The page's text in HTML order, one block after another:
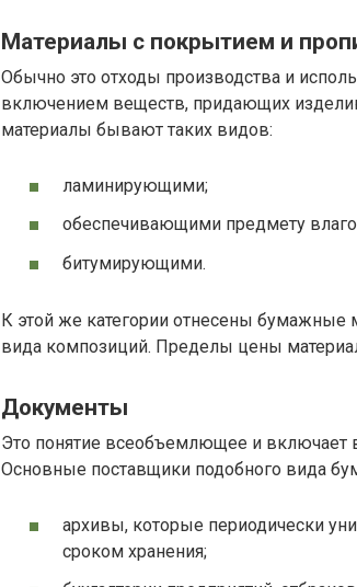
Материалы с покрытием и
Обычно это отходы производства и
включением веществ, придающих
материалы бывают таких видов:
ламинирующими;
обеспечивающими предмету
битумирующими.
К этой же категории отнесены
вида композиций. Пределы цены
Документы
Это понятие всеобъемлющее и включает
Основные поставщики подобного вида
архивы, которые периодически
сроком хранения;